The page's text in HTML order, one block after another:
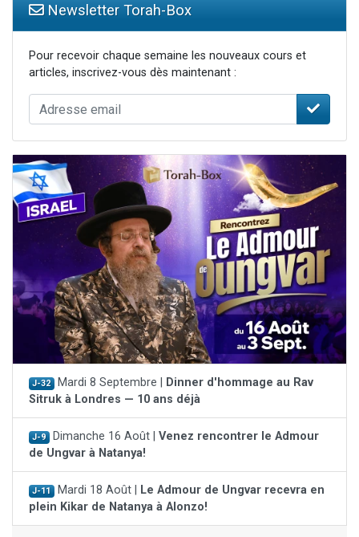
Newsletter Torah-Box
Pour recevoir chaque semaine les nouveaux cours et
articles, inscrivez-vous dès maintenant :
J-32 Mardi 8 Septembre |
Dinner d'hommage au Rav
Sitruk à Londres — 10 ans déjà
J-9 Dimanche 16 Août | Venez rencontrer le Admour
de Ungvar à Natanya!
J-11 Mardi 18 Août |
Le Admour de Ungvar recevra en
plein Kikar de Natanya à Alonzo!